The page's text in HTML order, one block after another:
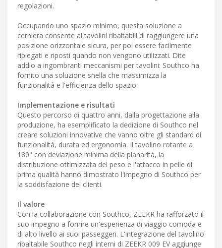
regolazioni.
Occupando uno spazio minimo, questa soluzione a
cerniera consente ai tavolini ribaltabili di raggiungere una
posizione orizzontale sicura, per poi essere facilmente
ripiegati e riposti quando non vengono utilizzati. Dite
addio a ingombranti meccanismi per tavolini: Southco ha
fornito una soluzione snella che massimizza la
funzionalità e l'efficienza dello spazio.
Implementazione e risultati
Questo percorso di quattro anni, dalla progettazione alla
produzione, ha esemplificato la dedizione di Southco nel
creare soluzioni innovative che vanno oltre gli standard di
funzionalità, durata ed ergonomia. Il tavolino rotante a
180° con deviazione minima della planarità, la
distribuzione ottimizzata del peso e l'attacco in pelle di
prima qualità hanno dimostrato l'impegno di Southco per
la soddisfazione dei clienti.
Il valore
Con la collaborazione con Southco, ZEEKR ha rafforzato il
suo impegno a fornire un'esperienza di viaggio comoda e
di alto livello ai suoi passeggeri. L'integrazione del tavolino
ribaltabile Southco negli interni di ZEEKR 009 EV aggiunge